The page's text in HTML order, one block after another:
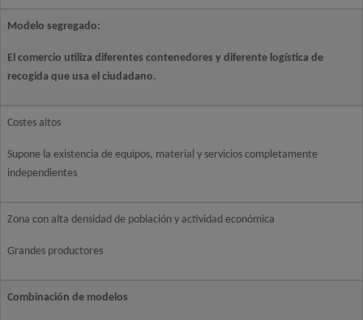
Modelo segregado:
El comercio utiliza diferentes contenedores y diferente logística de
recogida que usa el ciudadano.
Costes altos
Supone la existencia de equipos, material y servicios completamente
independientes
Zona con alta densidad de población y actividad económica
Grandes productores
Combinación de modelos